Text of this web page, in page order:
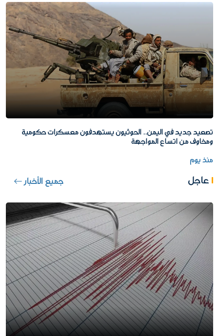
تصعيد جديد في اليمن.. الحوثيون يستهدفون معسكرات حكومية
ومخاوف من اتساع المواجهة
منذ يوم
عاجل جميع الأخبار